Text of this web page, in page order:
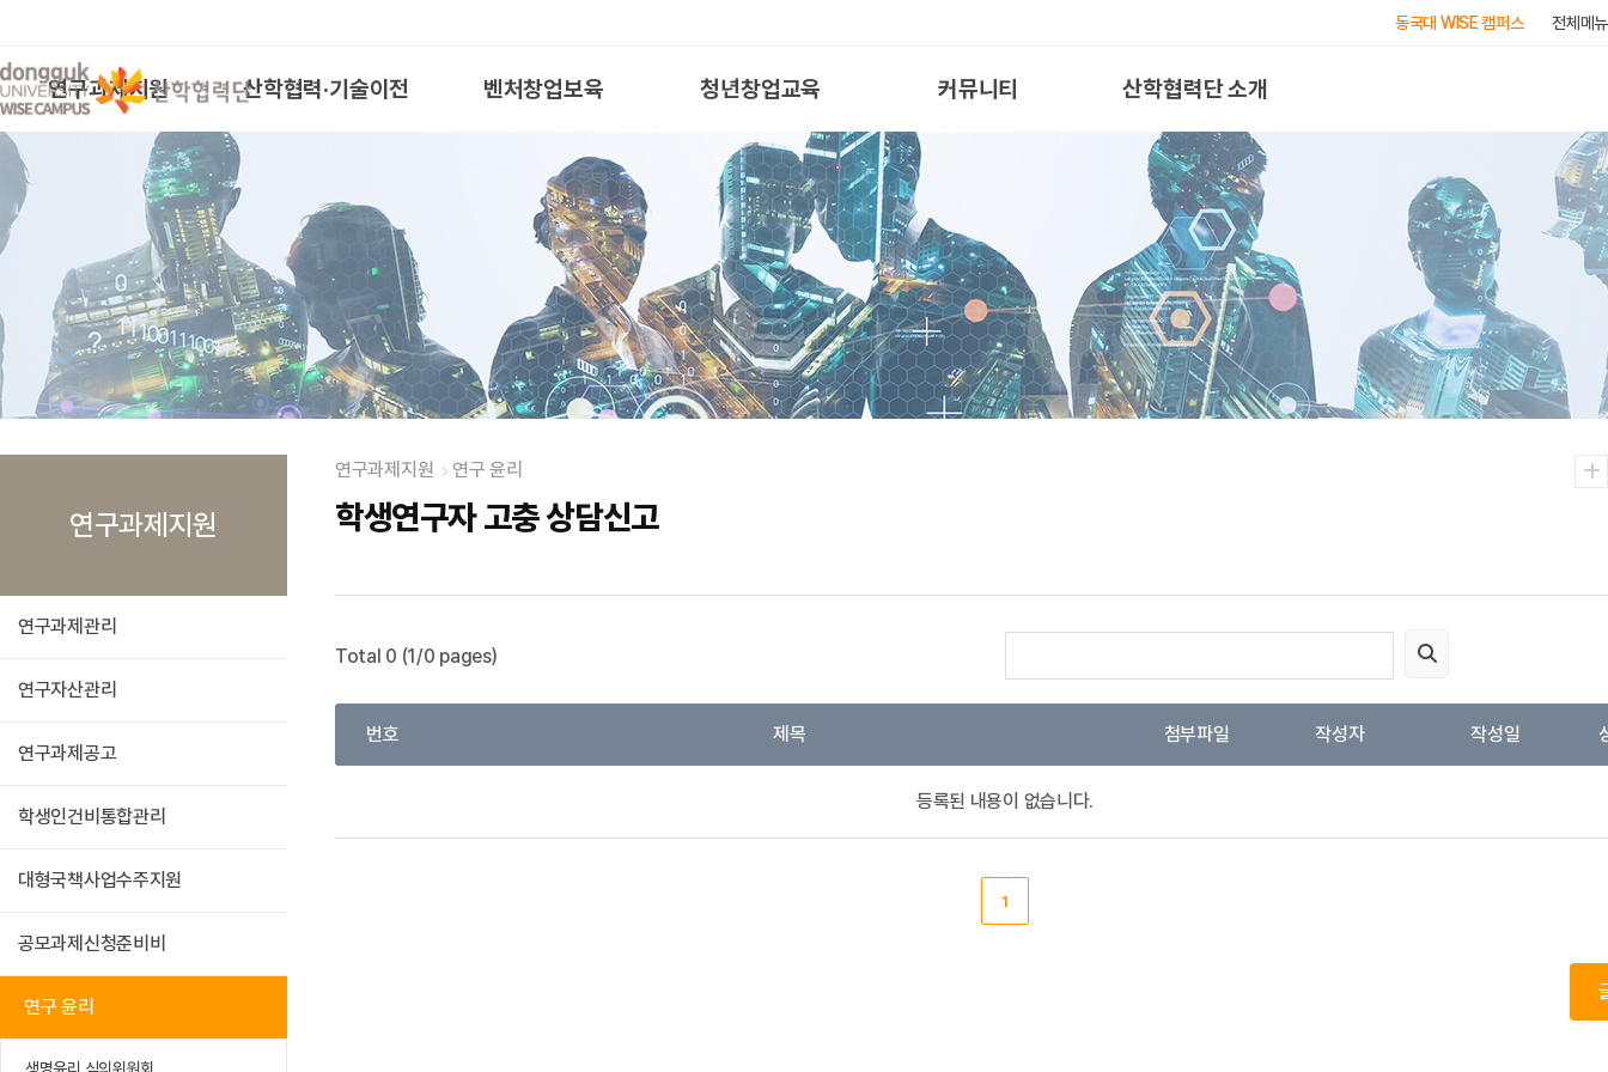
동국대 WISE 캠퍼스 전체메뉴
연구과제지원 산학협력·기술이전 벤처창업보육 청년창업교육 커뮤니티 산학협력단 소개
연구과제지원
연구과제관리
연구자산관리
연구과제공고
학생인건비통합관리
대형국책사업수주지원
공모과제신청준비비
연구 윤리
연구과제지원 연구 윤리
학생연구자 고충 상담신고
Total 0 (1/0 pages)
번호 제목 첨부파일 작성자 작성일
등록된 내용이 없습니다.
1